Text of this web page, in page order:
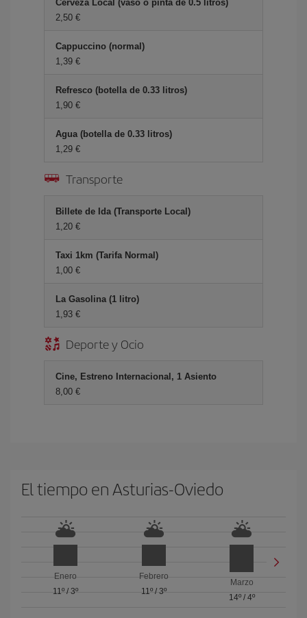
Cerveza Local (vaso o pinta de 0.5 litros)
2,50 €
Cappuccino (normal)
1,39 €
Refresco (botella de 0.33 litros)
1,90 €
Agua (botella de 0.33 litros)
1,29 €
Transporte
Billete de Ida (Transporte Local)
1,20 €
Taxi 1km (Tarifa Normal)
1,00 €
La Gasolina (1 litro)
1,93 €
Deporte y Ocio
Cine, Estreno Internacional, 1 Asiento
8,00 €
El tiempo en Asturias-Oviedo
Enero
11º/ 3º
Febrero
11º/ 3º
Marzo
14º/ 4º